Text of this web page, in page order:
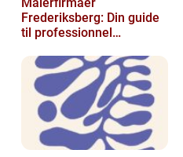
Frederiksberg: Din guide
til professionnel